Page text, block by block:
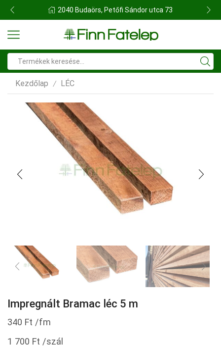
FINN FATELEP BUDAÖRS
input
Kezdőlap / LÉC
Impregnált Bramac léc 5 m
340 Ft /fm
1 700 Ft /szál